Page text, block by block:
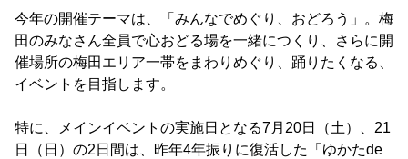
今年の開催テーマは、「みんなでめぐり、おどろう」。梅
田のみなさん全員で心おどる場を一緒につくり、さらに開
催場所の梅田エリア一帯をまわりめぐり、踊りたくなる、
イベントを目指します。
特に、メインイベントの実施日となる7月20日（土）、21
日（日）の2日間は、昨年4年振りに復活した「ゆかたde